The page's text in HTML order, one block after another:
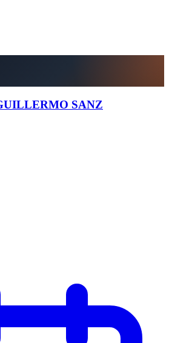
SANZ